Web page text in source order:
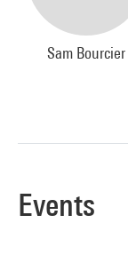
Sam Bourcier
Events